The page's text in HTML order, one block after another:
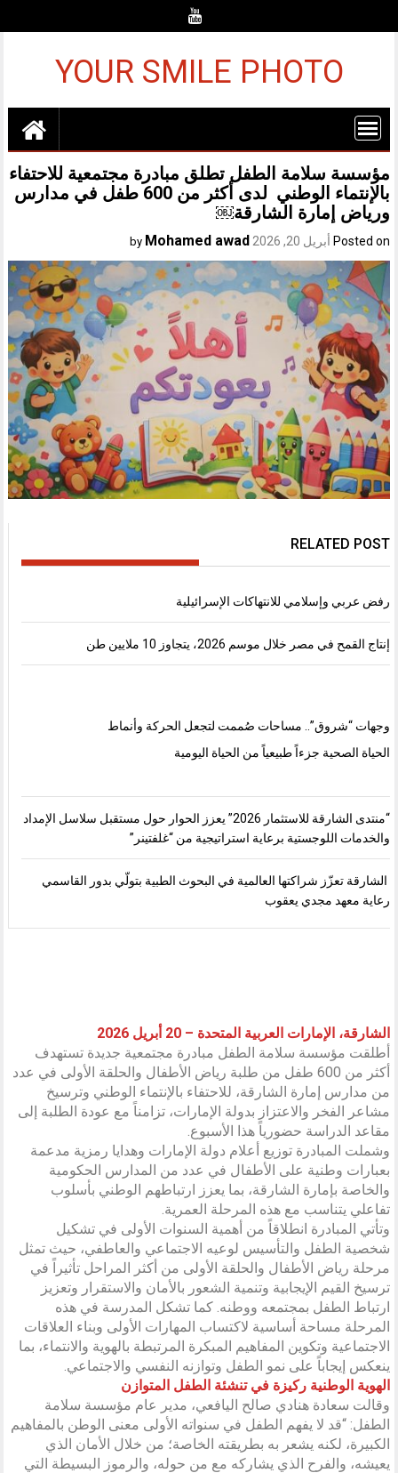
YOUR SMILE PHOTO
مؤسسة سلامة الطفل تطلق مبادرة مجتمعية للاحتفاء
بالإنتماء الوطني لدى أكثر من 600 طفل في مدارس
ورياض إمارة الشارقة￼
Posted on أبريل 20, 2026 Mohamed awad
RELATED POST
رفض عربي وإسلامي للانتهاكات الإسرائيلية
إنتاج القمح في مصر خلال موسم 2026، يتجاوز 10 ملايين طن
وجهات “شروق”.. مساحات صُممت لتجعل الحركة وأنماط
الحياة الصحية جزءاً طبيعياً من الحياة اليومية
“منتدى الشارقة للاستثمار 2026” يعزز الحوار حول مستقبل سلاسل الإمداد
والخدمات اللوجستية برعاية استراتيجية من “غلفتينر”
الشارقة تعزّز شراكتها العالمية في البحوث الطبية بتولّي بدور القاسمي
رعاية معهد مجدي يعقوب
الشارقة، الإمارات العربية المتحدة – 20 أبريل 2026
أطلقت مؤسسة سلامة الطفل مبادرة مجتمعية جديدة تستهدف
أكثر من 600 طفل من طلبة رياض الأطفال والحلقة الأولى في عدد
من مدارس إمارة الشارقة، للاحتفاء بالإنتماء الوطني وترسيخ
مشاعر الفخر والاعتزاز بدولة الإمارات، تزامناً مع عودة الطلبة إلى
مقاعد الدراسة حضورياً هذا الأسبوع.
وشملت المبادرة توزيع أعلام دولة الإمارات وهدايا رمزية مدعمة
بعبارات وطنية على الأطفال في عدد من المدارس الحكومية
والخاصة بإمارة الشارقة، بما يعزز ارتباطهم الوطني بأسلوب
تفاعلي يتناسب مع هذه المرحلة العمرية.
وتأتي المبادرة انطلاقاً من أهمية السنوات الأولى في تشكيل
شخصية الطفل والتأسيس لوعيه الاجتماعي والعاطفي، حيث تمثل
مرحلة رياض الأطفال والحلقة الأولى من أكثر المراحل تأثيراً في
ترسيخ القيم الإيجابية وتنمية الشعور بالأمان والاستقرار وتعزيز
ارتباط الطفل بمجتمعه ووطنه. كما تشكل المدرسة في هذه
المرحلة مساحة أساسية لاكتساب المهارات الأولى وبناء العلاقات
الاجتماعية وتكوين المفاهيم المبكرة المرتبطة بالهوية والانتماء، بما
ينعكس إيجاباً على نمو الطفل وتوازنه النفسي والاجتماعي.
الهوية الوطنية ركيزة في تنشئة الطفل المتوازن
وقالت سعادة هنادي صالح اليافعي، مدير عام مؤسسة سلامة
الطفل: “قد لا يفهم الطفل في سنواته الأولى معنى الوطن بالمفاهيم
الكبيرة، لكنه يشعر به بطريقته الخاصة؛ من خلال الأمان الذي
يعيشه، والفرح الذي يشاركه مع من حوله، والرموز البسيطة التي